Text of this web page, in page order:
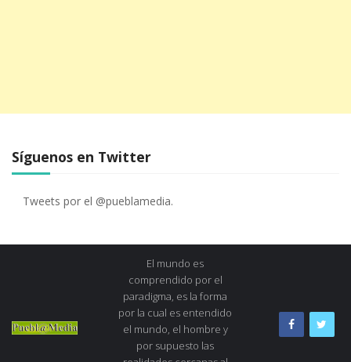
Síguenos en Twitter
Tweets por el @pueblamedia.
El mundo es
comprendido por el
paradigma, es la forma
por la cual es entendido
el mundo, el hombre y
por supuesto las